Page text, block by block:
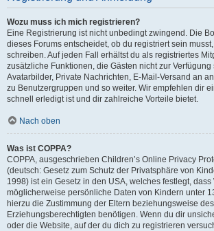
Wozu muss ich mich registrieren?
Eine Registrierung ist nicht unbedingt zwingend. Die
dieses Forums entscheidet, ob du registriert sein
schreiben. Auf jeden Fall erhältst du als registriertes
zusätzliche Funktionen, die Gästen nicht zur Verfügung
Avatarbilder, Private Nachrichten, E-Mail-Versand an
zu Benutzergruppen und so weiter. Wir empfehlen dir
schnell erledigt ist und dir zahlreiche Vorteile bietet.
Nach oben
Was ist COPPA?
COPPA, ausgeschrieben Children’s Online Privacy
(deutsch: Gesetz zum Schutz der Privatsphäre von
1998) ist ein Gesetz in den USA, welches festlegt, dass
möglicherweise persönliche Daten von Kindern unter
hierzu die Zustimmung der Eltern beziehungsweise
Erziehungsberechtigten benötigen. Wenn du dir
oder die Website, auf der du dich zu registrieren